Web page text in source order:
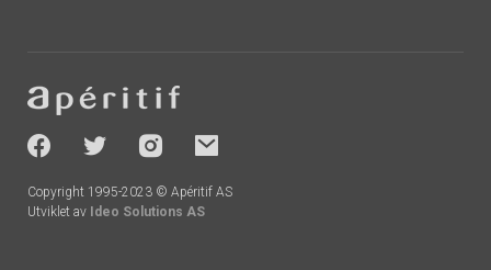
-
socials
Copyright 1995-2023 © Apéritif AS
Utviklet av Ideo Solutions AS